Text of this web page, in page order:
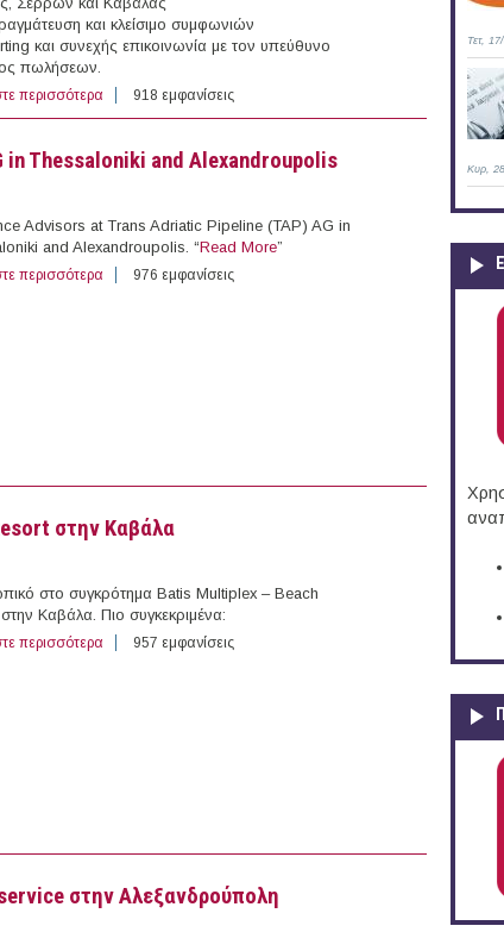
και κλείσιμο συμφωνιών
και συνεχής επικοινωνία με τον υπεύθυνο
πωλήσεων.
περισσότερα για Πωλητής/ρια σε εταιρεία καπνικών προϊόντων στην Δράμα
918 εμφανίσεις
Thessaloniki and Alexandroupolis
Advisors at Trans Adriatic Pipeline (TAP) AG in
and Alexandroupolis. “Read More”
περισσότερα για Grievance Advisors at Trans Adriatic Pipeline (TAP) AG in
976 εμφανίσεις
στην Καβάλα
στο συγκρότημα Batis Multiplex – Beach
Καβάλα. Πιο συγκεκριμένα:
περισσότερα για Προσωπικό στο συγκρότημα Batis Multiplex – Beach
957 εμφανίσεις
στην Αλεξανδρούπολη
Τετ,
Κυρ,